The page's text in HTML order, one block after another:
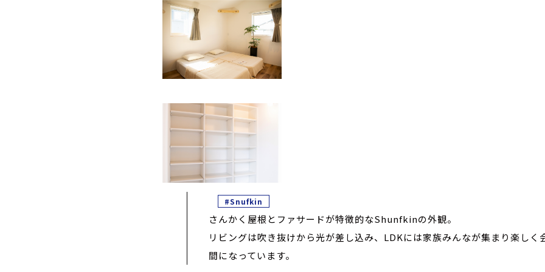
#Snufkin
さんかく屋根とファサードが特徴的なShunfkinの外観。
リビングは吹き抜けから光が差し込み、LDKには家族みんなが集まり楽しく
間になっています。